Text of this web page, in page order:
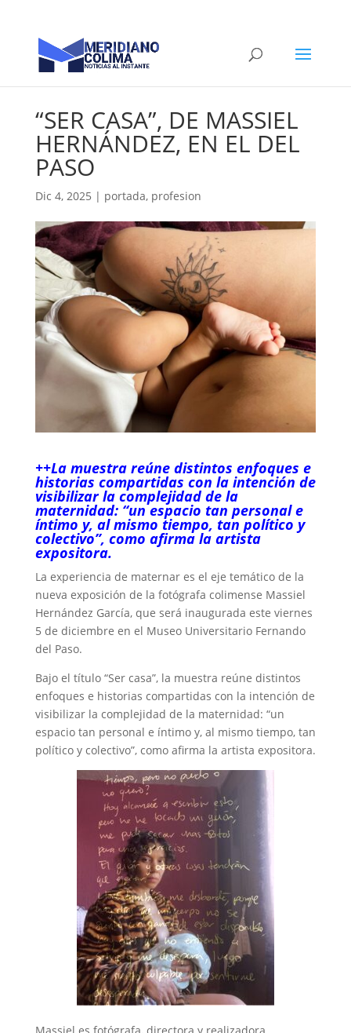
“SER CASA”, DE MASSIEL
HERNÁNDEZ, EN EL DEL
PASO
Dic 4, 2025 | portada, profesion
++La muestra reúne distintos enfoques e
historias compartidas con la intención de
visibilizar la complejidad de la
maternidad: “un espacio tan personal e
íntimo y, al mismo tiempo, tan político y
colectivo”, como afirma la artista
expositora.
La experiencia de maternar es el eje temático de la
nueva exposición de la fotógrafa colimense Massiel
Hernández García, que será inaugurada este viernes
5 de diciembre en el Museo Universitario Fernando
del Paso.
Bajo el título “Ser casa”, la muestra reúne distintos
enfoques e historias compartidas con la intención de
visibilizar la complejidad de la maternidad: “un
espacio tan personal e íntimo y, al mismo tiempo, tan
político y colectivo”, como afirma la artista expositora.